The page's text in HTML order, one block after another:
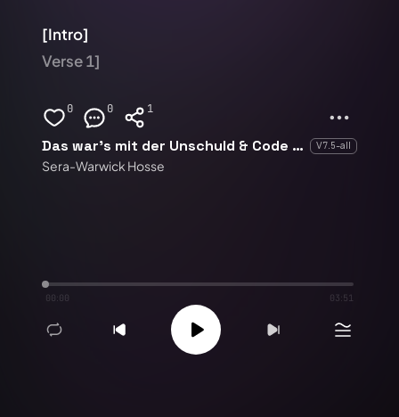
[Intro]
Verse 1]
0 0 1
Das war’s mit der Unschuld & Code Violett V7.5-all
Sera-Warwick Hosse
00:00 03:51